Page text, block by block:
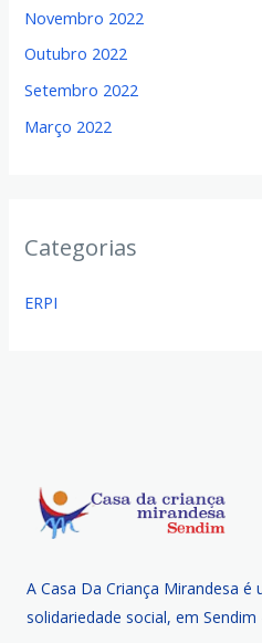
Novembro 2022
Outubro 2022
Setembro 2022
Março 2022
Categorias
ERPI
A Casa Da Criança Mirandesa
solidariedade social, em